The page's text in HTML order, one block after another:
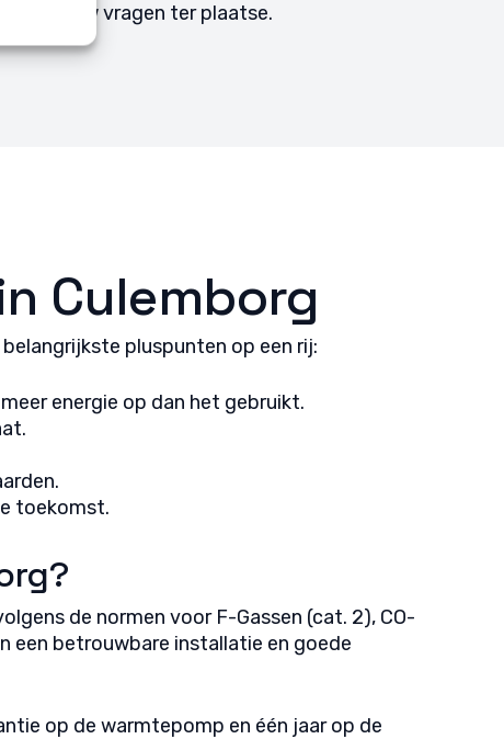
al uw vragen ter plaatse.
Culemborg
pluspunten op een rij:
energie op dan het gebruikt.
toekomst.
de normen voor F-Gassen (cat. 2), CO-
een betrouwbare installatie en goede
op de warmtepomp en één jaar op de